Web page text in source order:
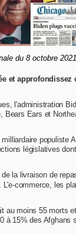
du 8 octobre 2021
et approfondissez
l'administration
Bears Ears et
populiste
législatives
la livraison de
commerce, les
au moins 55 morts
à 15% des Afghans